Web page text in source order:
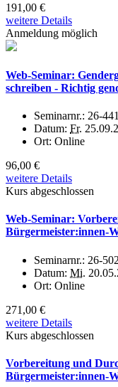
191,00 €
weitere Details
Anmeldung möglich
Web-Seminar:
schreiben - Richtig
Seminarnr.: 26-
Datum: Fr.
Ort: Online
96,00 €
weitere Details
Kurs abgeschlossen
Web-Seminar:
Bürgermeister:innen-
Seminarnr.: 26-
Datum: Mi.
Ort: Online
271,00 €
weitere Details
Kurs abgeschlossen
Vorbereitung und
Bürgermeister:innen-